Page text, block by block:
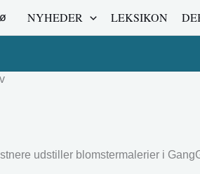
NYHEDER LEKSIKON
udstiller blomstermalerier i